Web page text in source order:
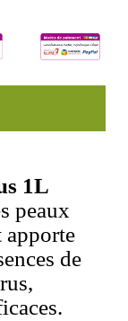
1L
peaux
apporte
de